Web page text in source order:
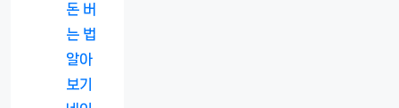
돈 버
는 법
알아
보기